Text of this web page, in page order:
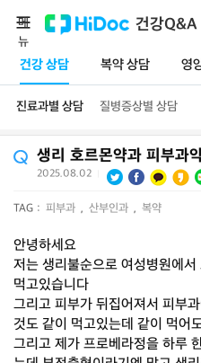
건강Q&A
건강 상담 복약 상담 영
메
뉴
진료과별 상담 질병증상별 상담
생리 호르몬약과 피부과
2025.08.02
TAG : 피부과 , 산부인과 , 복약
안녕하세요
저는 생리불순으로 여성병원에
먹고있습니다
그리고 피부가 뒤집어져서 피부
것도 같이 먹고있는데 같이 먹어
그리고 제가 프로베라정을 하루